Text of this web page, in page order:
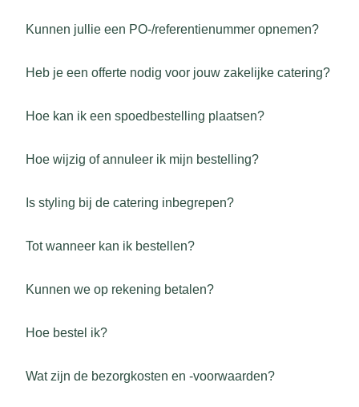
Kunnen jullie een PO-/referentienummer opnemen?
Heb je een offerte nodig voor jouw zakelijke catering?
Hoe kan ik een spoedbestelling plaatsen?
Hoe wijzig of annuleer ik mijn bestelling?
Is styling bij de catering inbegrepen?
Tot wanneer kan ik bestellen?
Kunnen we op rekening betalen?
Hoe bestel ik?
Wat zijn de bezorgkosten en -voorwaarden?